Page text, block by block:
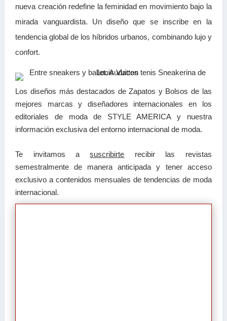
nueva creación redefine la feminidad en movimiento bajo la
mirada vanguardista. Un diseño que se inscribe en la
tendencia global de los híbridos urbanos, combinando lujo y
confort.
Los diseños más destacados de Zapatos y Bolsos de las
mejores marcas y diseñadores internacionales en los
editoriales de moda de STYLE AMERICA y nuestra
información exclusiva del entorno internacional de moda.
Te invitamos asuscribirte recibir las revistas
semestralmente de manera anticipada y tener acceso
exclusivo a contenidos mensuales de tendencias de moda
internacional.